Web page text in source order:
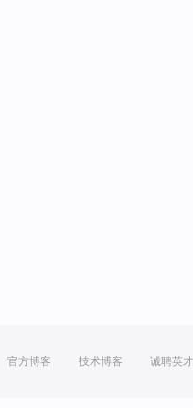
官方博客 技术博客 诚聘英才